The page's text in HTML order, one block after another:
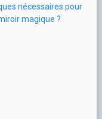
nécessaires pour
magique ?